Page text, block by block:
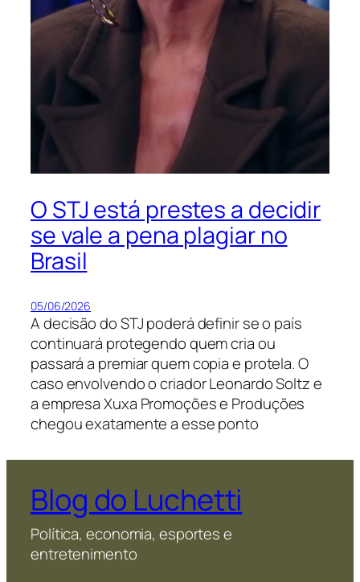
O STJ está prestes a decidir
se vale a pena plagiar no
Brasil
05/06/2026
A decisão do STJ poderá definir se o país
continuará protegendo quem cria ou
passará a premiar quem copia e protela. O
caso envolvendo o criador Leonardo Soltz e
a empresa Xuxa Promoções e Produções
chegou exatamente a esse ponto
Blog do Luchetti
Política, economia, esportes e
entretenimento